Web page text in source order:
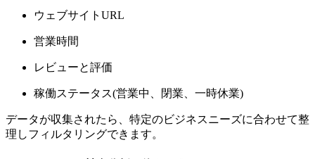
ウェブサイトURL
営業時間
レビューと評価
稼働ステータス(営業中、閉業、一時休業)
データが収集されたら、特定のビジネスニーズに合わせて整
理しフィルタリングできます。